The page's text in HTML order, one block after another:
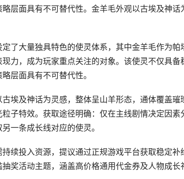
层面具有不可替代性。金羊毛外观以古埃及神
定了大量独具特色的使灵体系，其中金羊毛作为
现力，成为玩家重点关注的对象。该使灵不仅具
层面具有不可替代性。
埃及神话为灵感，整体呈山羊形态，通体覆盖
粒子特效。获取途径明确：仅在主线剧情决定因
一条成长线对应的使灵。
续投入资源，提议通过正规游戏平台获取稳定
奖活动主题，涵盖高价格通用代金券及人物成长